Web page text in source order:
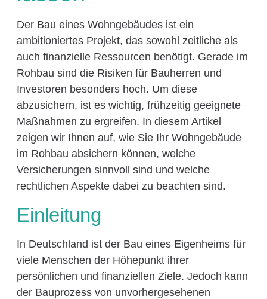
Der Bau eines Wohngebäudes ist ein
ambitioniertes Projekt, das sowohl zeitliche als
auch finanzielle Ressourcen benötigt. Gerade im
Rohbau sind die Risiken für Bauherren und
Investoren besonders hoch. Um diese
abzusichern, ist es wichtig, frühzeitig geeignete
Maßnahmen zu ergreifen. In diesem Artikel
zeigen wir Ihnen auf, wie Sie Ihr Wohngebäude
im Rohbau absichern können, welche
Versicherungen sinnvoll sind und welche
rechtlichen Aspekte dabei zu beachten sind.
Einleitung
In Deutschland ist der Bau eines Eigenheims für
viele Menschen der Höhepunkt ihrer
persönlichen und finanziellen Ziele. Jedoch kann
der Bauprozess von unvorhergesehenen